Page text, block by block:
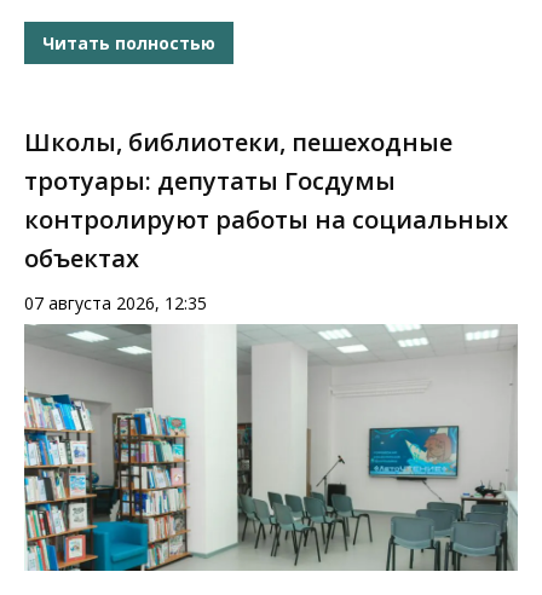
Читать полностью
Школы, библиотеки, пешеходные
тротуары: депутаты Госдумы
контролируют работы на социальных
объектах
07 августа 2026, 12:35